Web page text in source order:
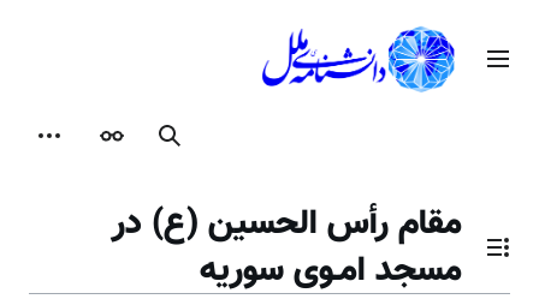
محتوامنوی اصلی
جستجوظاهر
تغییر وضعیت فهرست محتویات
مقام رأس الحسين (ع) در
مسجد امـوی سوریه